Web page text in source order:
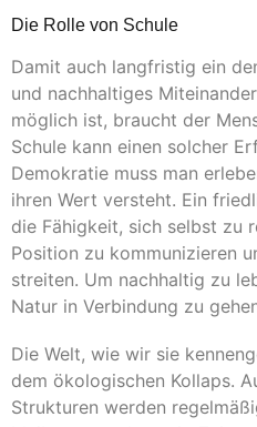
Die Rolle von Schule
Damit auch langfristig ein
und nachhaltiges
möglich ist, braucht der
Schule kann einen solcher
Demokratie muss man
ihren Wert versteht. Ein
die Fähigkeit, sich selbst zu
Position zu kommunizieren
streiten. Um nachhaltig zu
Natur in Verbindung zu
Die Welt, wie wir sie
dem ökologischen Kollaps.
Strukturen werden